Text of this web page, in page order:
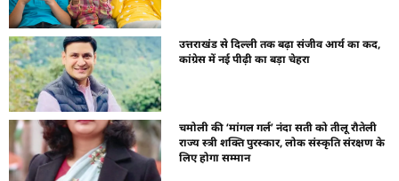
उत्तराखंड से दिल्ली तक बढ़ा संजीव आर्य का कद,
कांग्रेस में नई पीढ़ी का बड़ा चेहरा
चमोली की ‘मांगल गर्ल’ नंदा सती को तीलू रौतेली
राज्य स्त्री शक्ति पुरस्कार, लोक संस्कृति संरक्षण के
लिए होगा सम्मान